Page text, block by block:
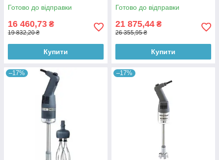
Готово до відправки
16 460,73 ₴
19 832,20 ₴
Купити
Готово до відправки
21 875,44 ₴
26 355,95 ₴
Купити
–17% –17%